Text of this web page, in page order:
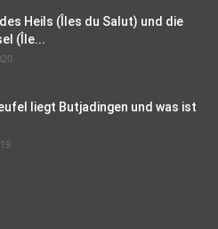
Heils (Îles du Salut) und die
(Île...
liegt Butjadingen und was ist